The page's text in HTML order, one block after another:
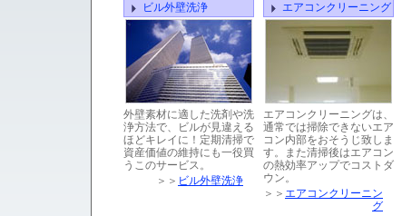
ビル外壁洗浄
外壁素材に適した洗剤や洗
浄方法で、ビルが見違える
ほどキレイに！定期清掃で
資産価値の維持にも一役買
うこのサービス。
＞＞ ビル外壁洗浄
エアコンクリーニング
エアコンクリーニングは、
通常では掃除できないエア
コン内部をおそうじ致しま
す。また清掃後はエアコン
の熱効率アップでコストダ
ウン。
＞＞ エアコンクリーニン
グ